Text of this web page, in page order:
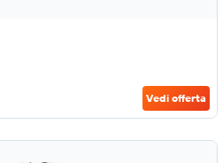
Vedi offerta